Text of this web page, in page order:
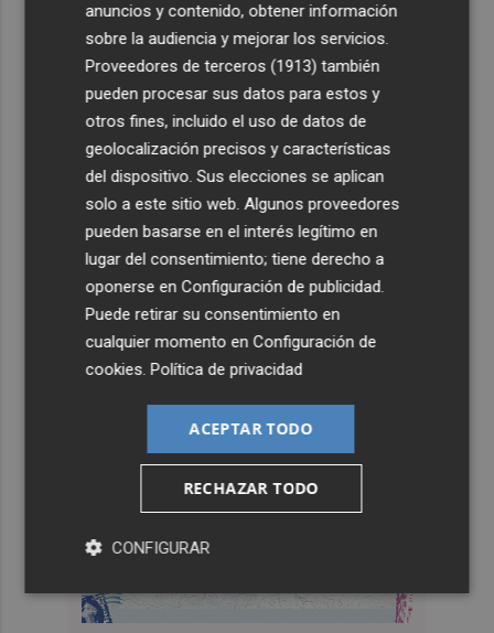
Más de medio millar de festeros de Ufece se reivindican
en el pregón en Elche: "se nota, se siente, el campo está
presente"
Cuenta atrás para el Rototom, un festival que hace de la
diversidad su "seña de identidad"
El centro de salud de Benetússer recibe un sello estatal
de calidad por su atención orientada a las personas
mayores
anuncios y contenido, obtener información
sobre la audiencia y mejorar los servicios.
Proveedores de terceros (1913) también
pueden procesar sus datos para estos y
otros fines, incluido el uso de datos de
geolocalización precisos y características
del dispositivo. Sus elecciones se aplican
solo a este sitio web. Algunos proveedores
pueden basarse en el interés legítimo en
lugar del consentimiento; tiene derecho a
oponerse enConfiguración de publicidad.
Puede retirar su consentimiento en
cualquier momento enConfiguración de
cookies.Política de privacidad
ACEPTAR TODO
RECHAZAR TODO
CONFIGURAR